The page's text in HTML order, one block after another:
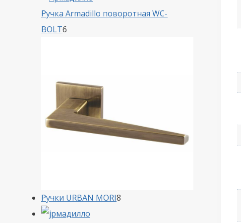
Ручка Armadillo поворотная WC-
BOLT6
Ручки URBAN MORI8